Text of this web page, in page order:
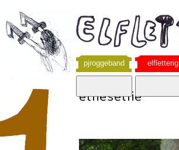
pjroggeband elfletterig
elfieselfie